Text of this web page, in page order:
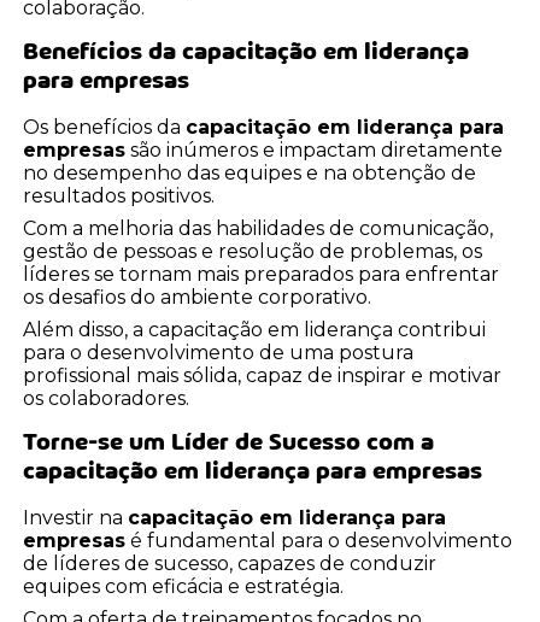
colaboração.
Benefícios dacapacitação em liderança
para empresas
Os benefícios da capacitação em liderança para
empresas são inúmeros e impactam diretamente
no desempenho das equipes e na obtenção de
resultados positivos.
Com a melhoria das habilidades de comunicação,
gestão de pessoas e resolução de problemas, os
líderes se tornam mais preparados para enfrentar
os desafios do ambiente corporativo.
Além disso, a capacitação em liderança contribui
para o desenvolvimento de uma postura
profissional mais sólida, capaz de inspirar e motivar
os colaboradores.
Torne-se um Líder de Sucesso com a
capacitação em liderança para empresas
Investir na capacitação em liderança para
empresas é fundamental para o desenvolvimento
de líderes de sucesso, capazes de conduzir
equipes com eficácia e estratégia.